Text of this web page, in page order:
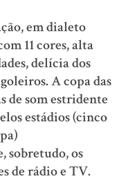
em dialeto
11 cores, alta
delícia dos
A copa das
de som estridente
estádios (cinco
sobretudo, os
de rádio e TV.